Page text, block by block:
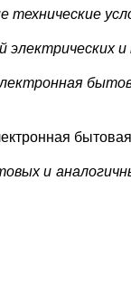
и